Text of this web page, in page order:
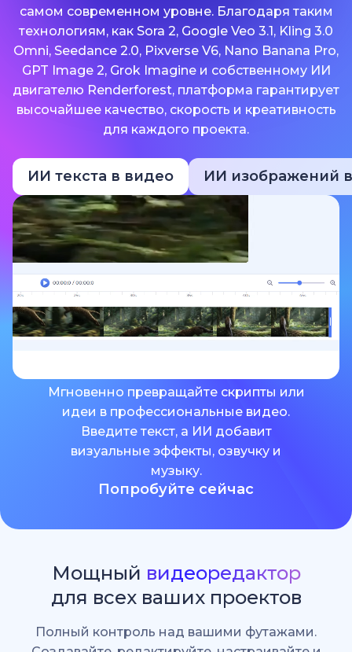
самом современном уровне. Благодаря таким
технологиям, как Sora 2, Google Veo 3.1, Kling 3.0
Omni, Seedance 2.0, Pixverse V6, Nano Banana Pro,
GPT Image 2, Grok Imagine и собственному ИИ
двигателю Renderforest, платформа гарантирует
высочайшее качество, скорость и креативность
для каждого проекта.
ИИ текста в видео ИИ изображений
Мгновенно превращайте скрипты или
идеи в профессиональные видео.
Введите текст, а ИИ добавит
визуальные эффекты, озвучку и
музыку.
Попробуйте сейчас
Мощный видеоредактор
для всех ваших проектов
Полный контроль над вашими футажами.